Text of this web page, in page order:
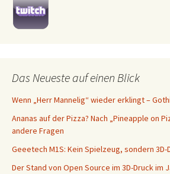
Das Neueste auf einen Blick
Wenn „Herr Mannelig“ wieder erklingt –
Ananas auf der Pizza? Nach „Pineapple on
andere Fragen
Geeetech M1S: Kein Spielzeug, sondern
Der Stand von Open Source im 3D-Druck im